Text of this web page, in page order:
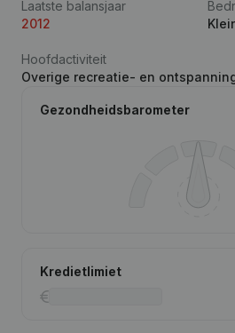
Laatste balansjaar
2012
Hoofdactiviteit
Overige recreatie- en
Gezondheidsbarometer
Kredietlimiet